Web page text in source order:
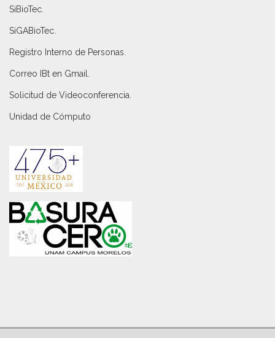
SiBioTec
SiGABioTec.
Registro Interno de Personas
Correo IBt en Gmail
Solicitud de Videoconferencia.
Unidad de Cómputo